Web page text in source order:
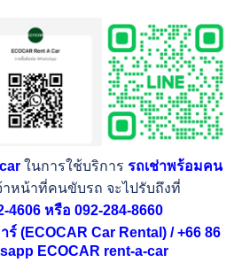
ในการใช้บริการรถเช่าพร้อมคน
าหน้าที่คนขับรถ จะไปรับถึงที่
4606 หรือ 092-284-8660
ร์ (ECOCAR Car Rental) / +66 86
ECOCAR rent-a-car